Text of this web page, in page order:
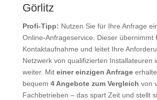
Görlitz
Profi-Tipp: Nutzen Sie für Ihre Anfrage
Online-Anfrageservice. Dieser übernimmt
Kontaktaufnahme und leitet Ihre
Netzwerk von qualifizierten Installateuren
weiter. Mit einer einzigen Anfrage
bequem 4 Angebote zum Vergleich von
Fachbetrieben – das spart Zeit und stellt